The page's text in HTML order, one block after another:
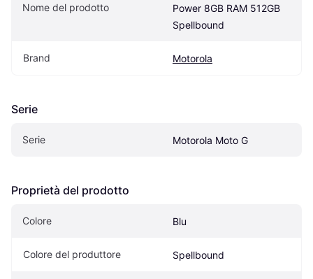
Nome del prodotto
Power 8GB RAM 512GB
Spellbound
Brand Motorola
Serie
Serie Motorola Moto G
Proprietà del prodotto
Colore Blu
Colore del produttore Spellbound